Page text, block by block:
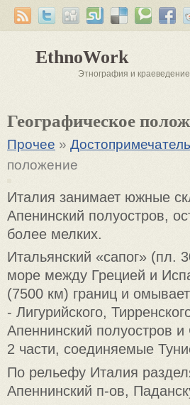
EthnoWork
Этнография и краеведение
Географическое
Прочее »
положение
Италия занимает южные
Апенинский полуостров,
более мелких.
Итальянский «сапог» (пл.
море между Грецией и
(7500 км) границ и
- Лигурийского,
Апеннинский полуостров
2 части, соединяемые
По рельефу Италия
Апеннинский п-ов,